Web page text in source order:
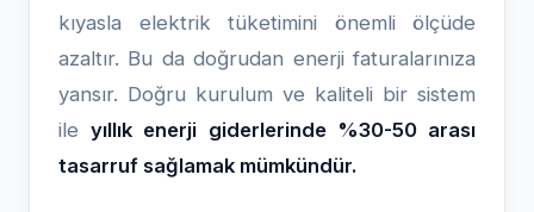
kıyasla elektrik tüketimini önemli ölçüde
azaltır. Bu da doğrudan enerji faturalarınıza
yansır. Doğru kurulum ve kaliteli bir sistem
ileyıllık enerji giderlerinde %30-50 arası
tasarruf sağlamak mümkündür.